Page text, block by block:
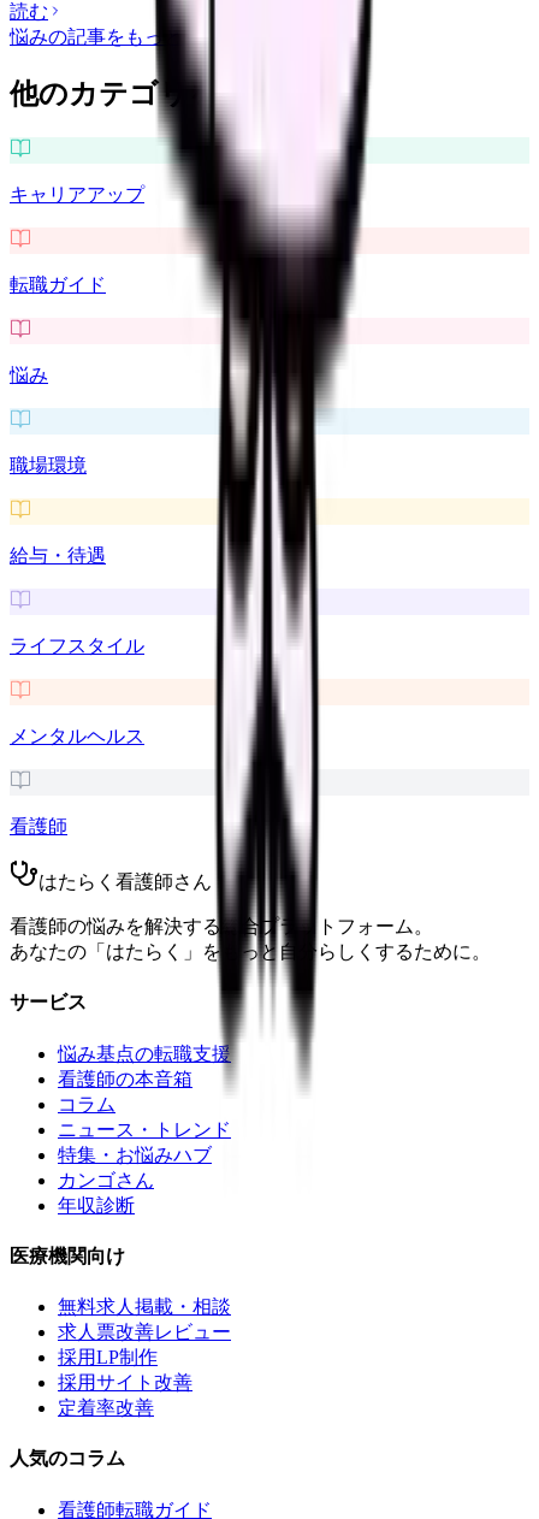
読む
悩みの記事をもっと見る
他のカテゴリを探す
キャリアアップ
転職ガイド
悩み
職場環境
給与・待遇
ライフスタイル
メンタルヘルス
看護師
はたらく看護師さん
看護師の悩みを解決する総合プラットフォーム。
あなたの「はたらく」をもっと自分らしくするために。
サービス
悩み基点の転職支援
看護師の本音箱
コラム
ニュース・トレンド
特集・お悩みハブ
カンゴさん
年収診断
医療機関向け
無料求人掲載・相談
求人票改善レビュー
採用LP制作
採用サイト改善
定着率改善
人気のコラム
看護師転職ガイド